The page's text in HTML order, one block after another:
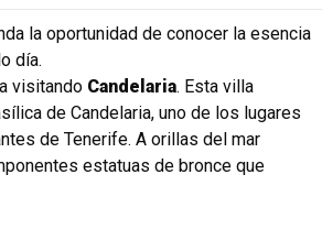
la oportunidad de conocer la esencia
día.
visitando Candelaria. Esta villa
de Candelaria, uno de los lugares
de Tenerife. A orillas del mar
estatuas de bronce que